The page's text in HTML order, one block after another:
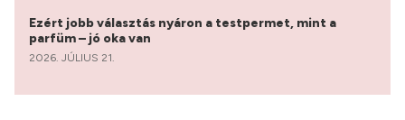
Ezért jobb választás nyáron a testpermet, mint a
parfüm – jó oka van
2026. JÚLIUS 21.